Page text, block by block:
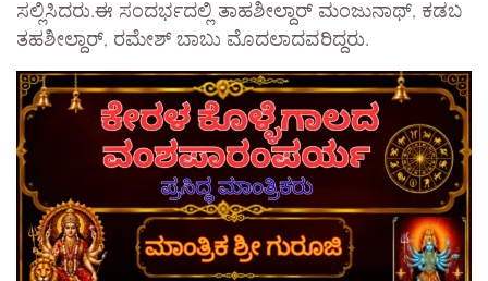
ಸಲ್ಲಿಸಿದರು.ಈ ಸಂದರ್ಭದಲ್ಲಿ ತಾಹಶೀಲ್ದಾರ್ ಮಂಜುನಾಥ್, ಕಡಬ
ತಹಶೀಲ್ದಾರ್, ರಮೇಶ್ ಬಾಬು ಮೊದಲಾದವರಿದ್ದರು.